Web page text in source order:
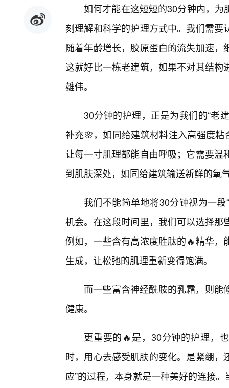
如何才能在这短短的30分钟内，
刻理解和科学的护理方式中。我们需
随着年龄增长，胶原蛋白的流失加速
这就好比一栋老建筑，如果不对其结
雄伟。
30分钟的护理，正是为我们的“老
补充🌸，如同给建筑材料注入高强度
让每一寸肌理都能自由呼吸；它需要
到肌肤深处，如同给建筑输送新鲜的氧
我们不能简单地将30分钟视为一段
机会。在这段时间里，我们可以选择
例如，一些含有高浓度胜肽的🔥精华
生成，让松弛的肌理重新变得饱满。
而一些富含神经酰胺的乳霜，则
健康。
更重要的🔥是，30分钟的护理，
时，用心去感受肌肤的变化。是紧绷，
应”的过程，本身就是一种美好的连接